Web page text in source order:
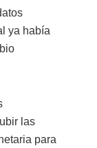
ya había
las
para